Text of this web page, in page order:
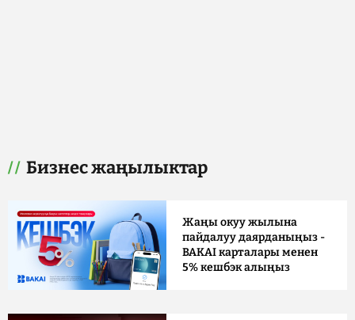
Бизнес жаңылыктар
Жаңы окуу жылына
пайдалуу даярданыңыз -
BAKAI карталары менен
5% кешбэк алыңыз